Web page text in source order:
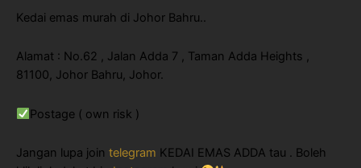
Kedai emas murah di Johor Bahru..
Alamat : No.62 , Jalan Adda 7 , Taman Adda Heights ,
81100, Johor Bahru, Johor.
Postage ( own risk )
Jangan lupa join telegram KEDAI EMAS ADDA tau . Boleh